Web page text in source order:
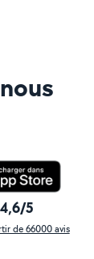
4,6/5
de 66000 avis